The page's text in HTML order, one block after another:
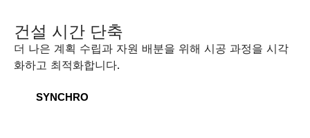
건설 시간 단축
더 나은 계획 수립과 자원 배분을 위해 시공 과정을 시각
화하고 최적화합니다.
SYNCHRO